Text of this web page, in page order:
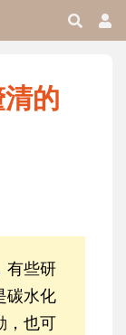
的
有些研
碳水化
，也可